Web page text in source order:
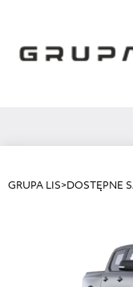
GRUPA LIS>DOSTĘPNE